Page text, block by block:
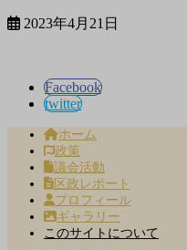
2023年4月21日
Facebook
twitter
ホーム
政策
議会活動
区政レポート
プロフィール
ギャラリー
このサイトについて